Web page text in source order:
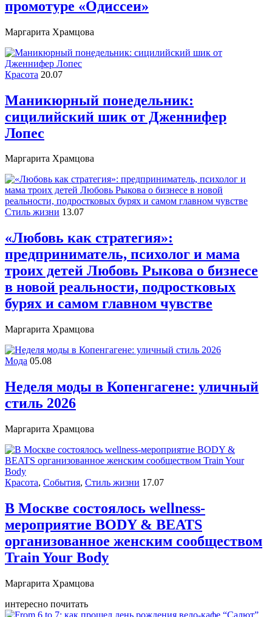
промотуре «Одиссеи»
Маргарита Храмцова
Красота 20.07
Маникюрный понедельник:
сицилийский шик от Дженнифер
Лопес
Маргарита Храмцова
Стиль жизни 13.07
«Любовь как стратегия»:
предприниматель, психолог и мама
троих детей Любовь Рыкова о бизнесе
в новой реальности, подростковых
бурях и самом главном чувстве
Маргарита Храмцова
Мода 05.08
Неделя моды в Копенгагене: уличный
стиль 2026
Маргарита Храмцова
Красота, События, Стиль жизни 17.07
В Москве состоялось wellness-
мероприятие BODY & BEATS
организованное женским сообществом
Train Your Body
Маргарита Храмцова
интересно почитать